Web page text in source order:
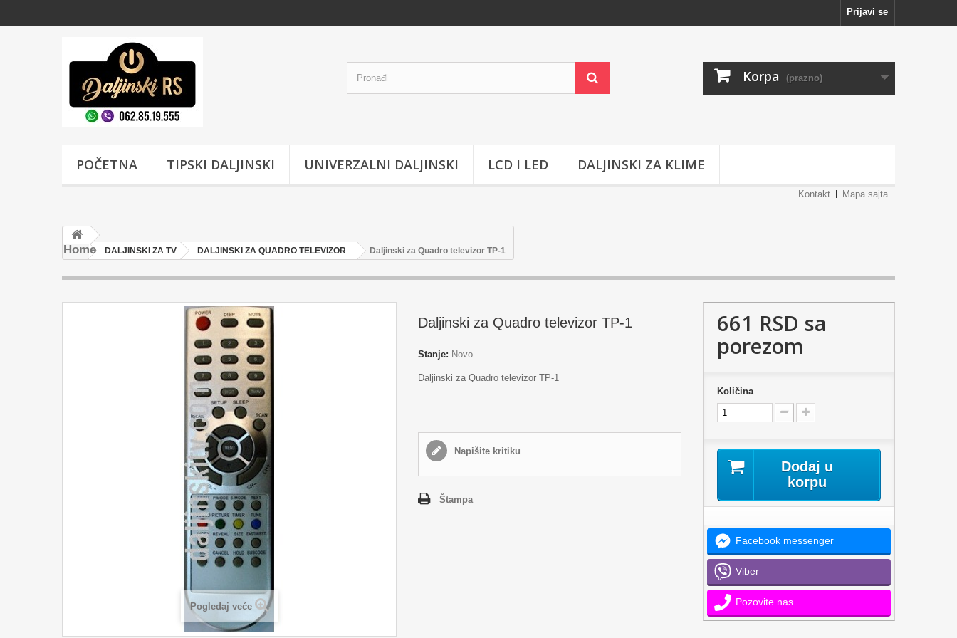
Prijavi se
Korpa (prazno)
POČETNA TIPSKI DALJINSKI UNIVERZALNI DALJINSKI LCD I LED DALJINSKI ZA KLIME
Kontakt Mapa sajta
Home DALJINSKI ZA TV DALJINSKI ZA QUADRO TELEVIZOR Daljinski za Quadro televizor TP-1
Pogledaj veće
Daljinski za Quadro televizor TP-1
Stanje: Novo
Daljinski za Quadro televizor TP-1
Napišite kritiku
Štampa
661 RSD sa
porezom
Količina
Dodaj u
korpu
Facebook messenger
Viber
Pozovite nas